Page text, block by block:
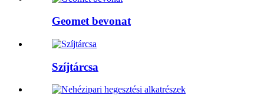
Geomet bevonat
Szíjtárcsa